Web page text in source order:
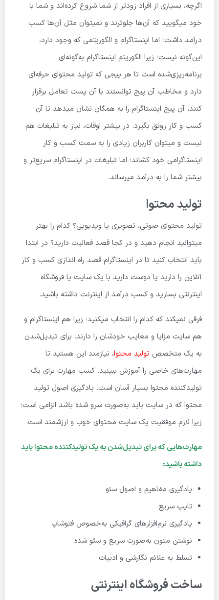
اگرچه، بسیاری از افراد زودتر از شما شروع کرده‌اند و شما با
خود میگویید که آن‌ها جلوترند و نمیتوان مثل آن‌ها کسب
درآمد داشت؛ اما اینستاگرام و الگوریتمی که وجود دارد،
این‌گونه نیست؛ زیرا الگوریتم اینستاگرام به‌گونه‌ای
برنامه‌ریزی‌شده است تا هر پیجی که تولید محتوای حرفه‌ای
دارد و مخاطب آن پیج توانستند با آن پست تعامل برقرار
کنند، آن پیج اینستاگرام را به همگان نشان میدهد تا آن
کسب و کار رونق بگیرد. در بیشتر اوقات، نیاز به تبلیغات هم
نیست و میتوان کاربران زیادی را به سمت کسب و کار
اینستاگرامی خود کشاند؛ اما تبلیغات در اینستاگرام سریع‌تر و
بیشتر شما را به درآمد میرساند.
تولید محتوا
تولید محتوای صوتی، تصویری یا ویدیویی؟ کدام را بهتر
میتوانید انجام دهید و در کجا قصد فعالیت دارید؟ در ابتدا
باید انتخاب کنید تا در اینستاگرام قصد راه اندازی کسب و کار
آنلاین را دارید یا دوست دارید با یک سایت یا فروشگاه
اینترنتی بسازید و کسب درآمد از اینترنت داشته باشید.
فرقی نمیکند که کدام را انتخاب میکنید؛ زیرا هم اینستاگرام و
هم سایت مزایا و معایب خودشان را دارند. برای تبدیل‌شدن
به یک متخصص تولید محتوا، نیازمند این هستید تا
مهارت‌های خاصی را آموزش ببینید. کسب مهارت برای یک
تولیدکننده محتوا بسیار آسان است. یادگیری اصول تولید
محتوا که در سایت باید به‌صورت سرو شده باشد الزامی است؛
زیرا لازم موفقیت یک سایت محتوای خوب و ارزشمند است.
مهارت‌هایی که برای تبدیل‌شدن به یک تولیدکننده محتوا باید
داشته باشید:
یادگیری مفاهیم و اصول سئو
تایپ سریع
یادگیری نرم‌افزارهای گرافیکی به‌خصوص فتوشاپ
نوشتن متون به‌صورت سریع و سئو شده
تسلط به علائم نگارشی و ادبیات
ساخت فروشگاه اینترنتی